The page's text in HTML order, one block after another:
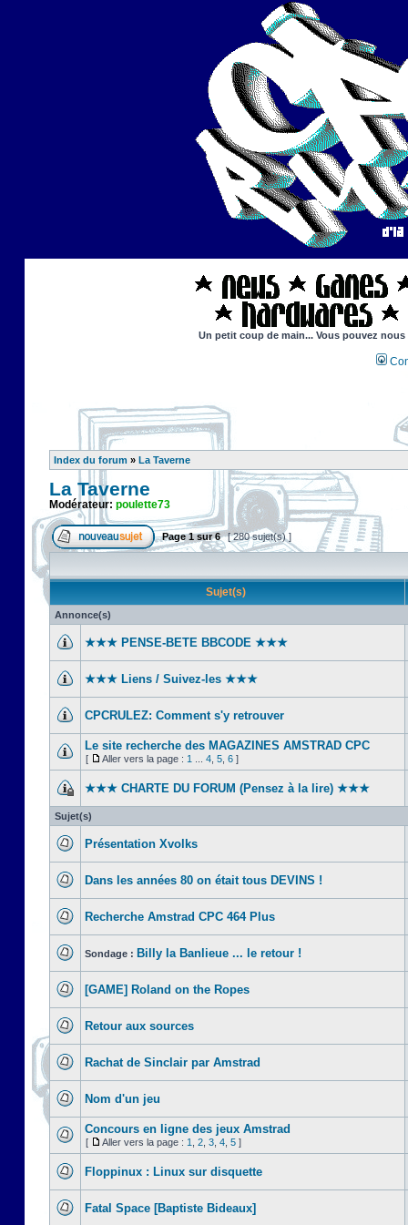
Un petit coup de main... Vous pouvez
Index du forum » La Taverne
La Taverne
Modérateur: poulette73
Page1sur6 [ 280 sujet(s) ]
Sujet(s)
Annonce(s)
★★★ PENSE-BETE BBCODE ★★★
★★★ Liens / Suivez-les ★★★
CPCRULEZ: Comment s'y retrouver‎
Le site recherche des MAGAZINES AMSTRAD CPC
[ Aller vers la page : 1 4 5 6 ]
★★★ CHARTE DU FORUM (Pensez à la lire) ★★★
Sujet(s)
Présentation Xvolks
Dans les années 80 on était tous DEVINS !
Recherche Amstrad CPC 464 Plus
Sondage : Billy la Banlieue ... le retour !
[GAME] Roland on the Ropes
Retour aux sources
Rachat de Sinclair par Amstrad
Nom d'un jeu
Concours en ligne des jeux Amstrad
[ Aller vers la page : 1 2 3 4 5 ]
Floppinux : Linux sur disquette
Fatal Space [Baptiste Bideaux]